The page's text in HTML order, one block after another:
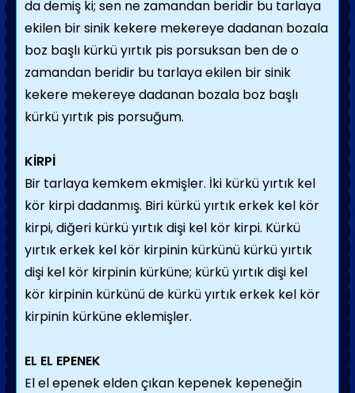
da demiş ki; sen ne zamandan beridir bu tarlaya
ekilen bir sinik kekere mekereye dadanan bozala
boz başlı kürkü yırtık pis porsuksan ben de o
zamandan beridir bu tarlaya ekilen bir sinik
kekere mekereye dadanan bozala boz başlı
kürkü yırtık pis porsuğum.
KİRPİ
Bir tarlaya kemkem ekmişler. İki kürkü yırtık kel
kör kirpi dadanmış. Biri kürkü yırtık erkek kel kör
kirpi, diğeri kürkü yırtık dişi kel kör kirpi. Kürkü
yırtık erkek kel kör kirpinin kürkünü kürkü yırtık
dişi kel kör kirpinin kürküne; kürkü yırtık dişi kel
kör kirpinin kürkünü de kürkü yırtık erkek kel kör
kirpinin kürküne eklemişler.
EL EL EPENEK
El el epenek elden çıkan kepenek kepeneğin